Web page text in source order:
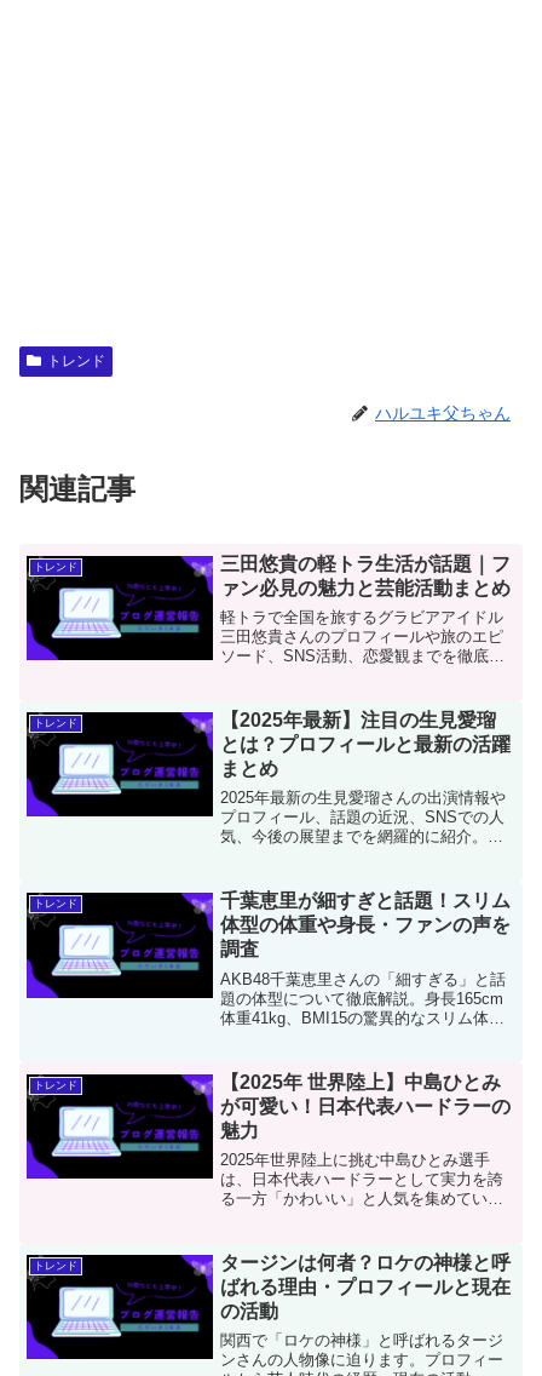
トレンド
ハルユキ父ちゃん
関連記事
トレンド
三田悠貴の軽トラ生活が話題｜フ
ァン必見の魅力と芸能活動まとめ
軽トラで全国を旅するグラビアアイドル
三田悠貴さんのプロフィールや旅のエピ
ソード、SNS活動、恋愛観までを徹底紹
トレンド
【2025年最新】注目の生見愛瑠
とは？プロフィールと最新の活躍
まとめ
2025年最新の生見愛瑠さんの出演情報や
プロフィール、話題の近況、SNSでの人
気、今後の展望までを網羅的に紹介。多
トレンド
千葉恵里が細すぎと話題！スリム
体型の体重や身長・ファンの声を
調査
AKB48千葉恵里さんの「細すぎる」と話
題の体型について徹底解説。身長165cm
体重41kg、BMI15の驚異的なスリム体型
意識に基づく食事管理まで詳しく紹介。
健康面への配慮も含めて千葉恵里さんの
美意識と努力の全貌に迫ります。
トレンド
【2025年 世界陸上】中島ひとみ
が可愛い！日本代表ハードラーの
魅力
2025年世界陸上に挑む中島ひとみ選手
は、日本代表ハードラーとして実力を誇
る一方「かわいい」と人気を集めていま
で魅力を徹底紹介します。
トレンド
タージンは何者？ロケの神様と呼
ばれる理由・プロフィールと現在
の活動
関西で「ロケの神様」と呼ばれるタージ
ンさんの人物像に迫ります。プロフィー